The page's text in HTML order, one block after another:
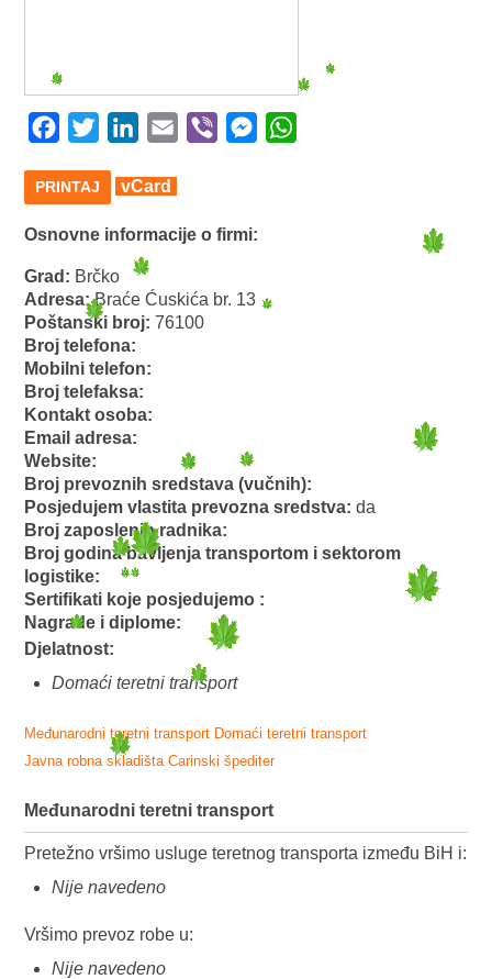
Facebook
Twitter LinkedIn
Email Viber Messenger
PRINTAJ vCard
Osnovne informacije o firmi:
Grad: Brčko
Adresa:Braće Ćuskića br. 13
Poštanski broj:76100
Broj telefona:
Mobilni telefon:
Broj telefaksa:
Kontakt osoba:
Email adresa:
Website:
Broj prevoznih sredstava (vučnih):
Posjedujem vlastita prevozna sredstva:da
Broj zaposlenih radnika:
Broj godina bavljenja transportom i sektorom
logistike:
Sertifikati koje posjedujemo :
Nagrade i diplome:
Djelatnost:
Domaći teretni transport
Međunarodni teretni transport Domaći teretni transport
Javna robna skladišta Carinski špediter
Međunarodni teretni transport
Pretežno vršimo usluge teretnog transporta između BiH i:
Nije navedeno
Vršimo prevoz robe u:
Nije navedeno